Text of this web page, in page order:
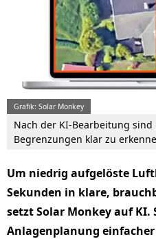
Grafik: Solar Monkey
Nach der KI-Bearbeitung
Begrenzungen klar zu
Um niedrig aufgelöste
Sekunden in klare,
setzt Solar Monkey auf
Anlagenplanung